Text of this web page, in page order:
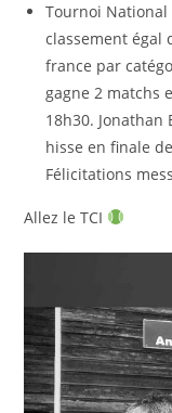
Tournoi National
classement égal
france par
gagne 2 matchs
18h30. Jonathan
hisse en finale
Félicitations
Allez le TCI